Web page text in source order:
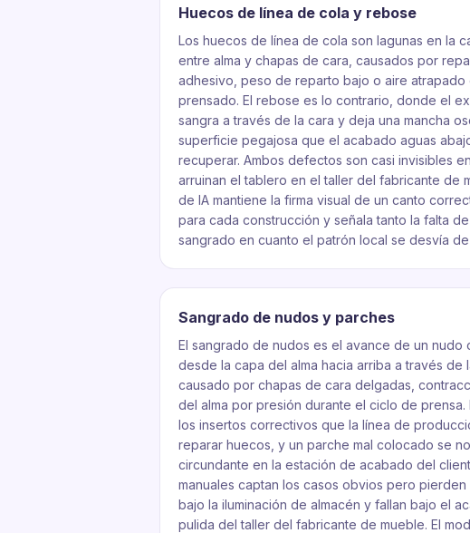
Huecos de línea de cola y rebose
Los huecos de línea de cola son lagunas en la
entre alma y chapas de cara, causados por
adhesivo, peso de reparto bajo o aire atrapado
prensado. El rebose es lo contrario, donde el
sangra a través de la cara y deja una mancha
superficie pegajosa que el acabado aguas
recuperar. Ambos defectos son casi invisibles
arruinan el tablero en el taller del fabricante de
de IA mantiene la firma visual de un canto
para cada construcción y señala tanto la falta
sangrado en cuanto el patrón local se desvía
Sangrado de nudos y parches
El sangrado de nudos es el avance de un nudo
desde la capa del alma hacia arriba a través de
causado por chapas de cara delgadas,
del alma por presión durante el ciclo de prensa.
los insertos correctivos que la línea de
reparar huecos, y un parche mal colocado se
circundante en la estación de acabado del
manuales captan los casos obvios pero pierden
bajo la iluminación de almacén y fallan bajo el
pulida del taller del fabricante de mueble. El